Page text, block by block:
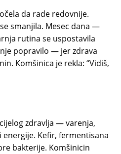
da rade redovnije.
smanjila. Mesec dana —
rutina se uspostavila
popravilo — jer zdrava
Komšinica je rekla: “Vidiš,
zdravlja — varenja,
Kefir, fermentisana
bakterije. Komšinicin